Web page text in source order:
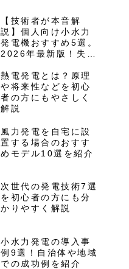
【技術者が本音解
説】個人向け小水力
発電機おすすめ5選。
2026年最新版！失敗
川法の壁を突破する
ロードマップを公開
熱電発電とは？原理
や将来性などを初心
者の方にもやさしく
解説
風力発電を自宅に設
置する場合のおすす
めモデル10選を紹介
次世代の発電技術7選
を初心者の方にも分
かりやすく解説
小水力発電の導入事
例9選！自治体や地域
での成功例を紹介